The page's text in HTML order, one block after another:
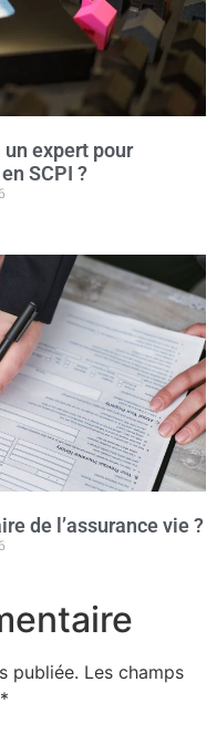
expert pour
SCPI ?
de l’assurance vie ?
publiée. Les champs
*